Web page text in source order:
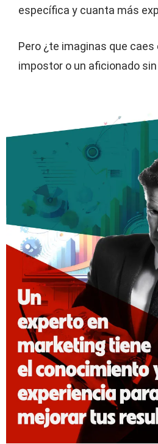
específica y cuanta más
Pero ¿te imaginas que caes
impostor o un aficionado